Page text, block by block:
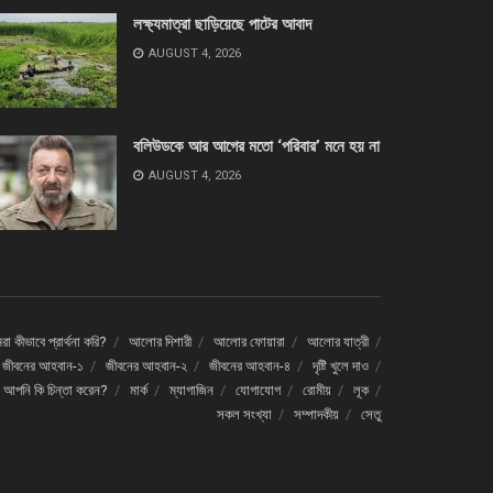
লক্ষ্যমাত্রা ছাড়িয়েছে পাটের আবাদ
AUGUST 4, 2026
বলিউডকে আর আগের মতো ‘পরিবার’ মনে হয় না
AUGUST 4, 2026
কীভাবে প্রার্থনা করি? আলোর দিশারী আলোর ফোয়ারা
আলোর যাত্রী
জীবনের আহবান-১ জীবনের আহবান-২ জীবনের আহবান-৪
দৃষ্টি খুলে দাও
কি চিন্তা করেন? মার্ক ম্যাগাজিন যোগাযোগ রোমীয়
লূক
সকল সংখ্যা
সম্পাদকীয় সেতু